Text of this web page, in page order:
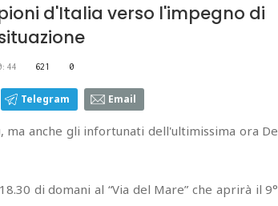
d'Italia verso l'impegno di
621 0
Telegram Email
ma anche gli infortunati dell'ultimissima ora De
di domani al “Via del Mare” che aprirà il 9°